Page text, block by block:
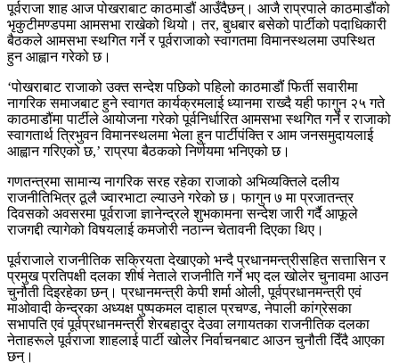
पूर्वराजा शाह आज पोखराबाट काठमाडौं आउँदैछन्। आजै राप्रपाले काठमाडौंको
भृकुटीमण्डपमा आमसभा राखेको थियो। तर, बुधबार बसेको पार्टीको पदाधिकारी
बैठकले आमसभा स्थगित गर्ने र पूर्वराजाको स्वागतमा विमानस्थलमा उपस्थित
हुन आह्वान गरेको छ।
‘पोखराबाट राजाको उक्त सन्देश पछिको पहिलो काठमाडौंं फिर्ती सवारीमा
नागरिक समाजबाट हुने स्वागत कार्यक्रमलाई ध्यानमा राख्दै यही फागुन २५ गते
काठमाडौंमा पार्टीले आयोजना गरेको पूर्वनिर्धारित आमसभा स्थगित गर्ने र राजाको
स्वागतार्थ त्रिभुवन विमानस्थलमा भेला हुन पार्टीपंक्ति र आम जनसमुदायलाई
आह्वान गरिएको छ,’ राप्रपा बैठकको निर्णयमा भनिएको छ।
गणतन्त्रमा सामान्य नागरिक सरह रहेका राजाको अभिव्यक्तिले दलीय
राजनीतिभित्र ठूलै ज्वारभाटा ल्याउने गरेको छ। फागुन ७ मा प्रजातन्त्र
दिवसको अवसरमा पूर्वराजा ज्ञानेन्द्रले शुभकामना सन्देश जारी गर्दै आफूले
राजगद्दी त्यागेको विषयलाई कमजोरी नठान्न चेतावनी दिएका थिए।
पूर्वराजाले राजनीतिक सक्रियता देखाएको भन्दै प्रधानमन्त्रीसहित सत्तासिन र
प्रमुख प्रतिपक्षी दलका शीर्ष नेताले राजनीति गर्ने भए दल खोलेर चुनावमा आउन
चुनौती दिइरहेका छन्। प्रधानमन्त्री केपी शर्मा ओली, पूर्वप्रधानमन्त्री एवं
माओवादी केन्द्रका अध्यक्ष पुष्पकमल दाहाल प्रचण्ड, नेपाली कांग्रेसका
सभापति एवं पूर्वप्रधानमन्त्री शेरबहादुर देउवा लगायतका राजनीतिक दलका
नेताहरूले पूर्वराजा शाहलाई पार्टी खोलेर निर्वाचनबाट आउन चुनौती दिँदै आएका
छन्।